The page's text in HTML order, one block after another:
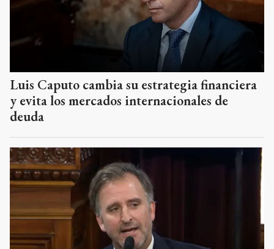
Luis Caputo cambia su estrategia financiera
y evita los mercados internacionales de
deuda